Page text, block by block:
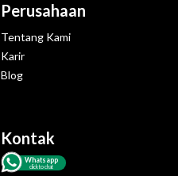
Kontak
Whatsapp
click to chat
Perusahaan
Tentang Kami
Karir
Blog